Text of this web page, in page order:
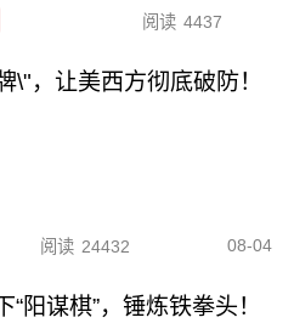
阅读 4437
\"，让美西方彻底破防！
阅读 24432 08-04
阳谋棋”，锤炼铁拳头！